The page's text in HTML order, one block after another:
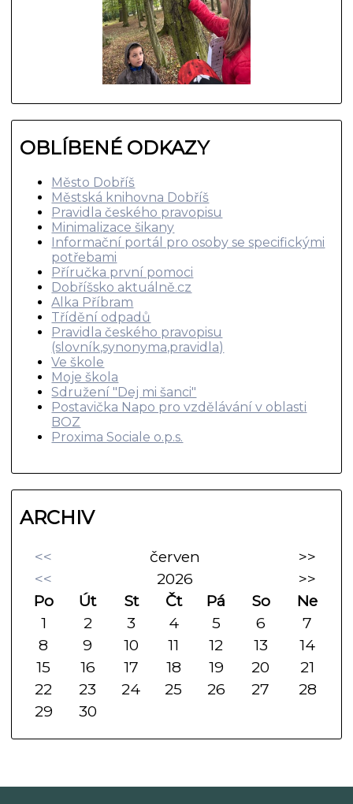
OBLÍBENÉ ODKAZY
Město Dobříš
Městská knihovna Dobříš
Pravidla českého pravopisu
Minimalizace šikany
Informační portál pro osoby se specifickými
potřebami
Příručka první pomoci
Dobříšsko aktuálně.cz
Alka Příbram
Třídění odpadů
Pravidla českého pravopisu
(slovník,synonyma,pravidla)
Ve škole
Moje škola
Sdružení "Dej mi šanci"
Postavička Napo pro vzdělávání v oblasti
BOZ
Proxima Sociale o.p.s.
ARCHIV
<< červen
>>
<<
2026
>>
Po
Út St Čt Pá So
Ne
1
2 3 4 5 6
7
8
9 10 11 12 13
14
15
16 17 18 19 20
21
22
23 24 25 26 27
28
29
30